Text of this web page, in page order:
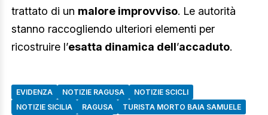
trattato di un malore improvviso. Le autorità
stanno raccogliendo ulteriori elementi per
ricostruire l’esatta dinamica dell’accaduto.
EVIDENZA NOTIZIE RAGUSA
NOTIZIE SCICLI
NOTIZIE SICILIA
RAGUSA
TURISTA MORTO BAIA SAMUELE